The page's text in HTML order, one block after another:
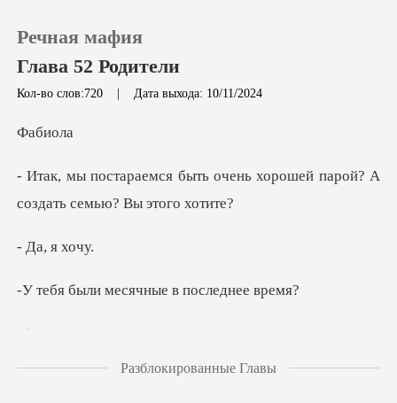
Пополнить
Выйти
Речная мафия
Глава 52 Родители
Кол-во слов:720 | Дата выхода: 10/11/2024
би
очень хорошей парой? А
соз
, я
месячные в по
Разблокированные Главы